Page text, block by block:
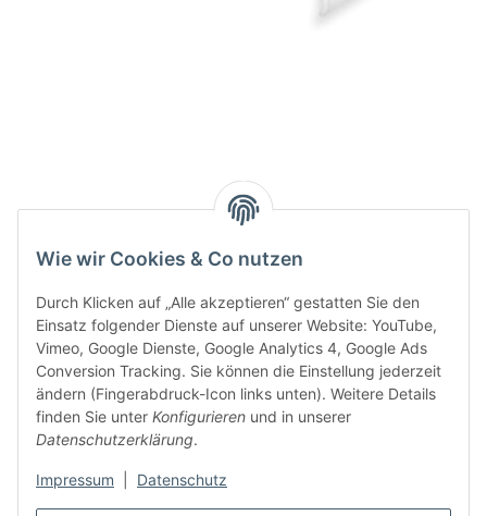
Wie wir Cookies & Co nutzen
Durch Klicken auf „Alle akzeptieren“ gestatten Sie den
Einsatz folgender Dienste auf unserer Website: YouTube,
Vimeo, Google Dienste, Google Analytics 4, Google Ads
Conversion Tracking. Sie können die Einstellung jederzeit
ändern (Fingerabdruck-Icon links unten). Weitere Details
finden Sie unter Konfigurieren und in unserer
Datenschutzerklärung.
Impressum Datenschutz